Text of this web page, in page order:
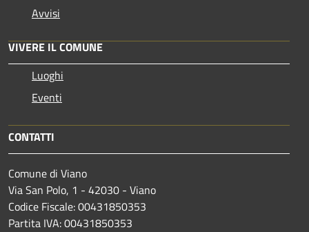
Avvisi
VIVERE IL COMUNE
Luoghi
Eventi
CONTATTI
Comune di Viano
Via San Polo, 1 - 42030 - Viano
Codice Fiscale: 00431850353
Partita IVA: 00431850353